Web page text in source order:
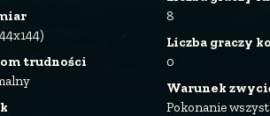
trudności
8
Liczba graczy
0
Warunek
Pokonanie